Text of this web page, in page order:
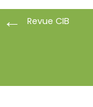
Revue CIB